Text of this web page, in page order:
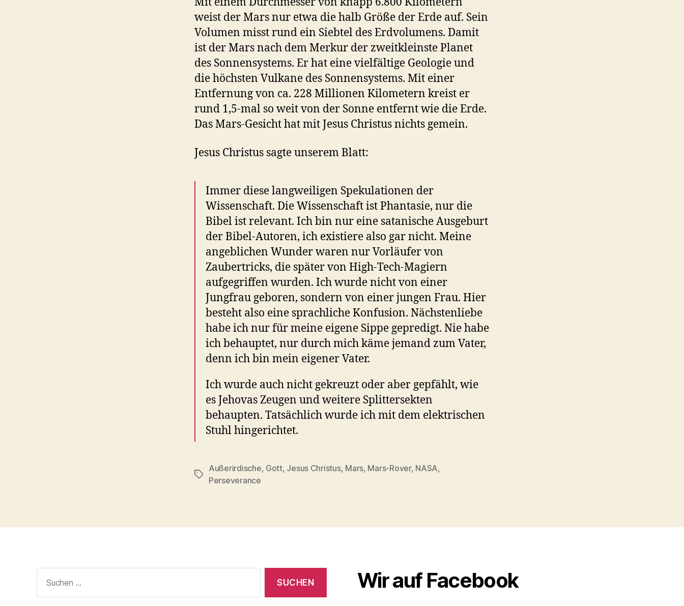
weist der Mars nur etwa die halb Größe der Erde auf. Sein
Volumen misst rund ein Siebtel des Erdvolumens. Damit
ist der Mars nach dem Merkur der zweitkleinste Planet
des Sonnensystems. Er hat eine vielfältige Geologie und
die höchsten Vulkane des Sonnensystems. Mit einer
Entfernung von ca. 228 Millionen Kilometern kreist er
rund 1,5-mal so weit von der Sonne entfernt wie die Erde.
Das Mars-Gesicht hat mit Jesus Christus nichts gemein.
Jesus Christus sagte unserem Blatt:
Immer diese langweiligen Spekulationen der
Wissenschaft. Die Wissenschaft ist Phantasie, nur die
Bibel ist relevant. Ich bin nur eine satanische Ausgeburt
der Bibel-Autoren, ich existiere also gar nicht. Meine
angeblichen Wunder waren nur Vorläufer von
Zaubertricks, die später von High-Tech-Magiern
aufgegriffen wurden. Ich wurde nicht von einer
Jungfrau geboren, sondern von einer jungen Frau. Hier
besteht also eine sprachliche Konfusion. Nächstenliebe
habe ich nur für meine eigene Sippe gepredigt. Nie habe
ich behauptet, nur durch mich käme jemand zum Vater,
denn ich bin mein eigener Vater.
Ich wurde auch nicht gekreuzt oder aber gepfählt, wie
es Jehovas Zeugen und weitere Splittersekten
behaupten. Tatsächlich wurde ich mit dem elektrischen
Stuhl hingerichtet.
Schlagwörter
Außerirdische, Gott, Jesus Christus, Mars, Mars-Rover, NASA,
Perseverance
nach:
Wir auf Facebook